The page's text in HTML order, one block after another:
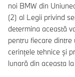
noi BMW din
(2) al Legii privind
determina această
pentru fiecare dintre
cerințele tehnice și
lunară din aceasta